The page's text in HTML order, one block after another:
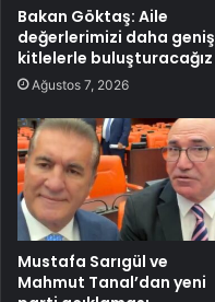
Bakan Göktaş: Aile
değerlerimizi daha geniş
kitlelerle buluşturacağız
Ağustos 7, 2026
Mustafa Sarıgül ve
Mahmut Tanal’dan yeni